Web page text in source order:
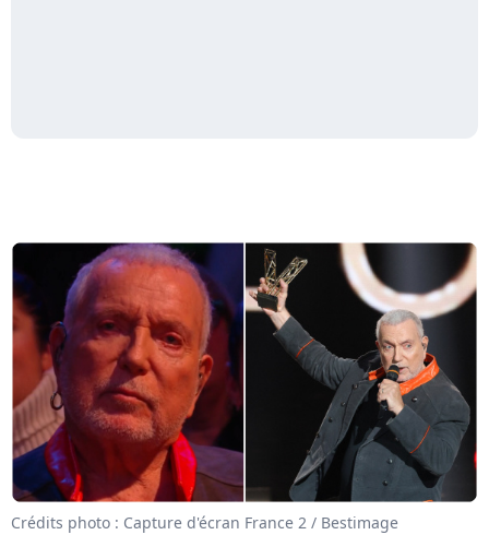
Crédits photo : Capture d'écran France 2 / Bestimage